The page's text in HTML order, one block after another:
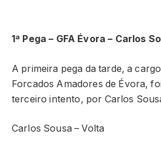
1ª Pega – GFA Évora – Carlos
A primeira pega da tarde, a
Forcados Amadores de Évora,
terceiro intento, por Carlos
Carlos Sousa – Volta